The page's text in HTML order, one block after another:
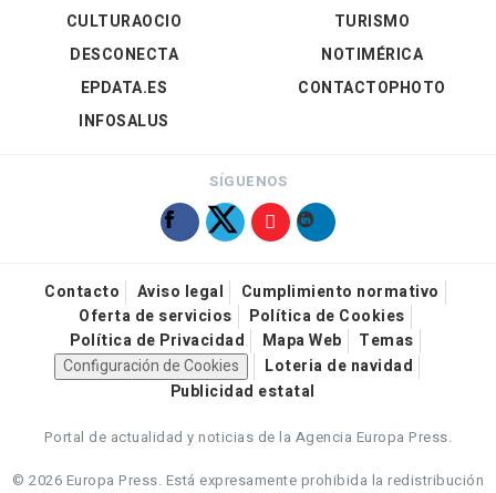
CULTURAOCIO
DESCONECTA
EPDATA.ES
INFOSALUS
TURISMO
NOTIMÉRICA
CONTACTOPHOTO
SÍGUENOS
Contacto Aviso legal
Cumplimiento normativo
Oferta de servicios
Política de Cookies
Política de Privacidad
Mapa Web
Temas
Configuración de Cookies
Loteria de navidad
Publicidad estatal
Portal de actualidad y noticias de la Agencia Europa Press.
© 2026 Europa Press. Está expresamente prohibida la redistribución